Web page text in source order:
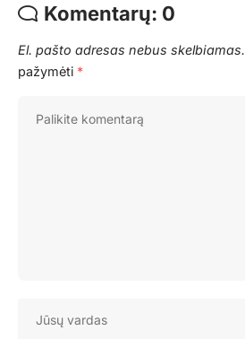
Komentarų: 0
El. pašto adresas nebus skelbiamas.
pažymėti *